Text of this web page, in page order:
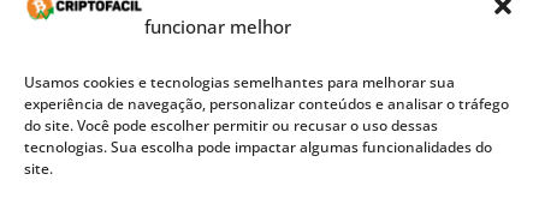
funcionar melhor
Usamos cookies e tecnologias semelhantes para melhorar sua
experiência de navegação, personalizar conteúdos e analisar o tráfego
do site. Você pode escolher permitir ou recusar o uso dessas
tecnologias. Sua escolha pode impactar algumas funcionalidades do
site.
ativos logo, uma vez que ela possui uma baixa ou
Ari Paul também chegou às manchetes